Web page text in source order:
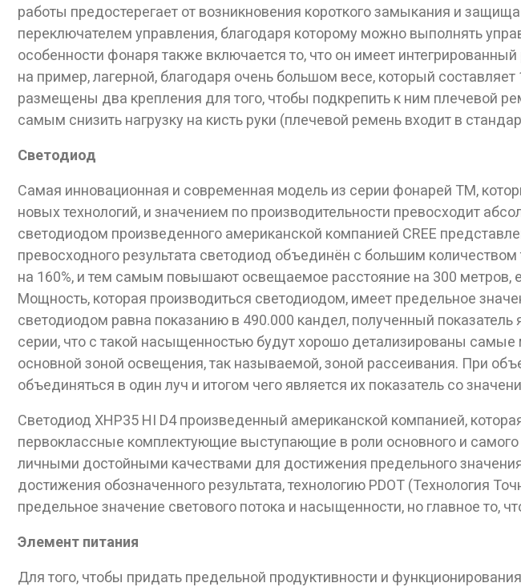
работы предостерегает от возникновения короткого замыкания и
переключателем управления, благодаря которому можно выполнять
особенности фонаря также включается то, что он имеет
на пример, лагерной, благодаря очень большом весе, который
размещены два крепления для того, чтобы подкрепить к ним плечевой
самым снизить нагрузку на кисть руки (плечевой ремень входит в
Светодиод
Самая инновационная и современная модель из серии фонарей TМ,
новых технологий, и значением по производительности превосходит
светодиодом произведенного американской компанией CREE
превосходного результата светодиод объединён с большим
на 160%, и тем самым повышают освещаемое расстояние на 300
Мощность, которая производиться светодиодом, имеет предельное
светодиодом равна показанию в 490.000 кандел, полученный
серии, что с такой насыщенностью будут хорошо детализированы
основной зоной освещения, так называемой, зоной рассеивания. При
объединяться в один луч и итогом чего является их показатель со
Светодиод XHP35 HI D4 произведенный американской компанией,
первоклассные комплектующие выступающие в роли основного и
личными достойными качествами для достижения предельного
достижения обозначенного результата, технологию PDOT (Технология
предельное значение светового потока и насыщенности, но главное то,
Элемент питания
Для того, чтобы придать предельной продуктивности и
Данные товары
Вам
ДА